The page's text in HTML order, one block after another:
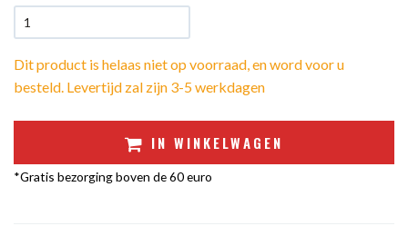
Dit product is helaas niet op voorraad, en word voor u
besteld. Levertijd zal zijn 3-5 werkdagen
IN WINKELWAGEN
*Gratis bezorging boven de 60 euro